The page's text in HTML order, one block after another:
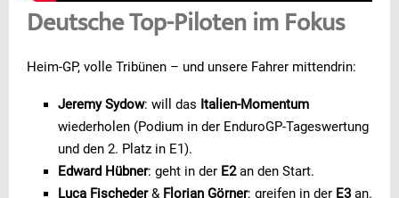
Deutsche Top-Piloten im Fokus
Heim-GP, volle Tribünen – und unsere Fahrer mittendrin:
Jeremy Sydow: will das Italien-Momentum
wiederholen (Podium in der EnduroGP-Tageswertung
und den 2. Platz in E1).
Edward Hübner: geht in der E2an den Start.
Luca Fischeder& Florian Görner: greifen in der E3 an.